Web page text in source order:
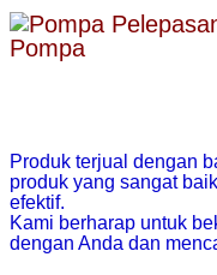
Produk terjual dengan
produk yang sangat
efektif.
Kami berharap untuk
dengan Anda dan